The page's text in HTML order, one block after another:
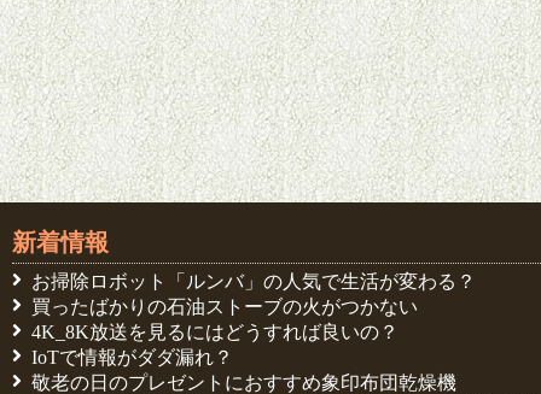
新着情報
お掃除ロボット「ルンバ」の人気で生活が変わる？
買ったばかりの石油ストーブの火がつかない
4K_8K放送を見るにはどうすれば良いの？
IoTで情報がダダ漏れ？
敬老の日のプレゼントにおすすめ象印布団乾燥機